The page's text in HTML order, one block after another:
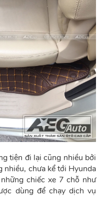
tiện đi lại cũng nhiều bởi
nhiều, chưa kể tới Hyunda
chiếc xe 7 chỗ như
dùng để chạy dịch vụ